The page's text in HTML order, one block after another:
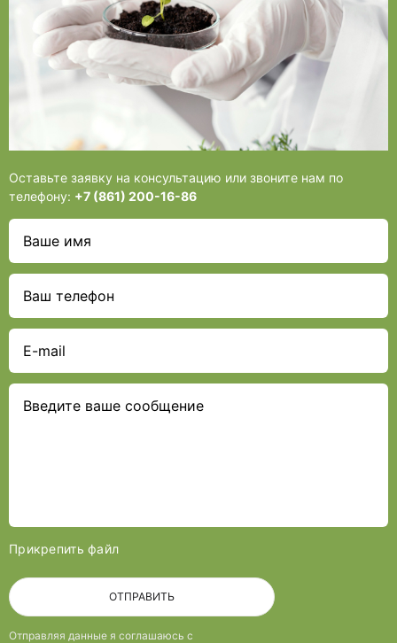
Оставьте заявку на консультацию или звоните нам по
телефону: +7 (861) 200-16-86
Прикрепить файл
ОТПРАВИТЬ
Отправляя данные я соглашаюсь с